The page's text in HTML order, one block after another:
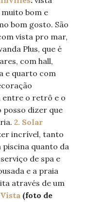
bom e
bom gosto. São
vista pro mar,
Plus, que é
com hall,
e quarto com
entre o retrô e o
posso dizer que
2. Solar
incrível, tanto
piscina quanto da
de spa e
e a praia
através de um
(foto de